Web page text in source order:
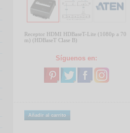
Receptor HDMI HDBaseT-Lite (1080p a 70
m) (HDBaseT Clase B)
Síguenos en:
Añadir al carrito